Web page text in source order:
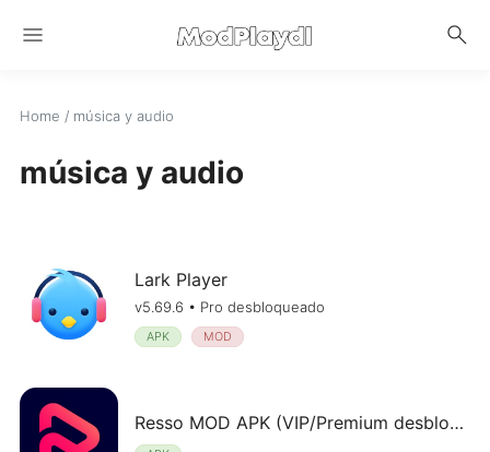
menu search
Home / música y audio
música y audio
Lark Player
v5.69.6 • Pro desbloqueado
APK MOD
Resso MOD APK (VIP/Premium desbloqueado) v1.85.0